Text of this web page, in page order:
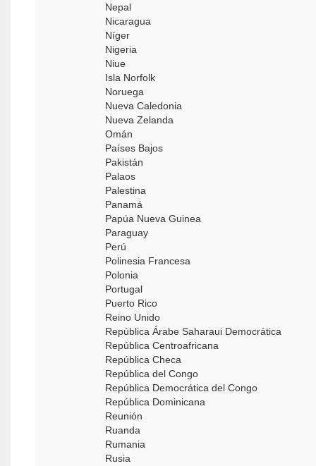
Nepal
Nicaragua
Níger
Nigeria
Niue
Isla Norfolk
Noruega
Nueva Caledonia
Nueva Zelanda
Omán
Países Bajos
Pakistán
Palaos
Palestina
Panamá
Papúa Nueva Guinea
Paraguay
Perú
Polinesia Francesa
Polonia
Portugal
Puerto Rico
Reino Unido
República Árabe Saharaui Democrática
República Centroafricana
República Checa
República del Congo
República Democrática del Congo
República Dominicana
Reunión
Ruanda
Rumania
Rusia